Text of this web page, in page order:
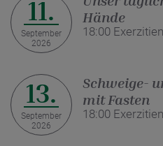
11.
September
2026
Hände
18:00
13.
September
2026
Schweige-
mit Fasten
18:00